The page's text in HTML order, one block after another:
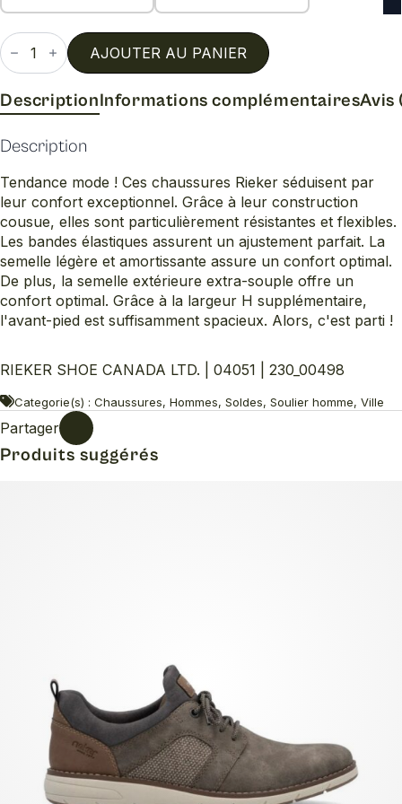
quantité
de
04051
AJOUTER AU PANIER
DescriptionInformations complémentairesAvis
Description
Tendance mode ! Ces chaussures Rieker séduisent par
leur confort exceptionnel. Grâce à leur construction
cousue, elles sont particulièrement résistantes et flexibles.
Les bandes élastiques assurent un ajustement parfait. La
semelle légère et amortissante assure un confort optimal.
De plus, la semelle extérieure extra-souple offre un
confort optimal. Grâce à la largeur H supplémentaire,
l'avant-pied est suffisamment spacieux. Alors, c'est parti !
RIEKER SHOE CANADA LTD. | 04051 | 230_00498
Categorie(s) : Chaussures, Hommes, Soldes, Soulier homme, Ville
Partager
Produits suggérés